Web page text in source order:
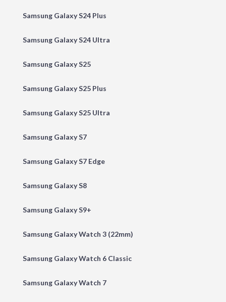
Samsung Galaxy S24 Plus
Samsung Galaxy S24 Ultra
Samsung Galaxy S25
Samsung Galaxy S25 Plus
Samsung Galaxy S25 Ultra
Samsung Galaxy S7
Samsung Galaxy S7 Edge
Samsung Galaxy S8
Samsung Galaxy S9+
Samsung Galaxy Watch 3 (22mm)
Samsung Galaxy Watch 6 Classic
Samsung Galaxy Watch 7